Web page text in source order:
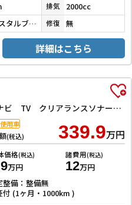
排気 2000cc
クリスタルブラックパール 修復 無
詳細はこちら
ハイブリッドZ 全周囲カメラ ナビ TV クリアランスソナー オートクルーズコントロール レーンアシスト パークアシスト 衝突被害軽減システム 両側電動スライドドア オートマチックハイビーム オートライト
(税込) 339.9万円
価格(税込)
万円
諸費用(税込)
12万円
整備：整備無
付 (1ヶ月・1000km )
用車